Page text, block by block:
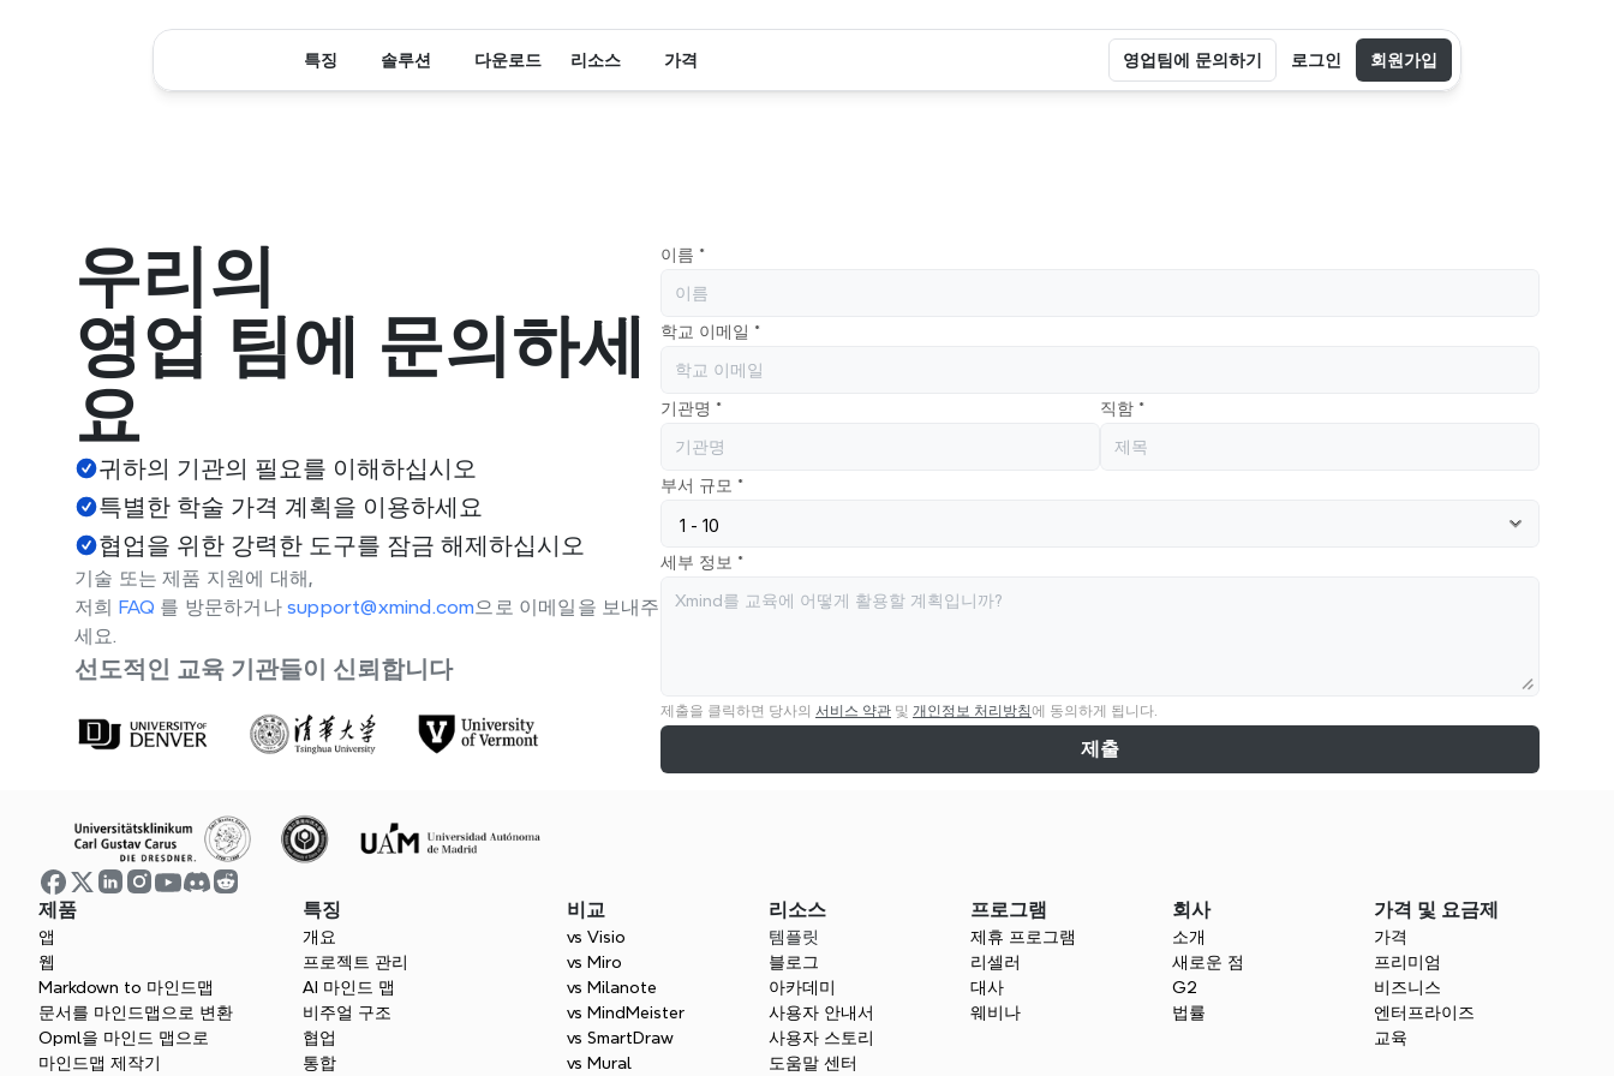
우리의
영업 팀에 문의하세
요
귀하의 기관의 필요를 이해하십시오
특별한 학술 가격 계획을 이용하세요
협업을 위한 강력한 도구를 잠금 해제하십시오
기술 또는 제품 지원에 대해,
저희 FAQ 를 방문하거나 support@xmind.com으로 이메일을 보내주
세요.
선도적인 교육 기관들이 신뢰합니다
이름 *
학교 이메일 *
기관명 * 직함 *
부서 규모 *
세부 정보 *
제출을 클릭하면 당사의 서비스 약관 및 개인정보 처리방침에 동의하게 됩니다.
제출
제품
앱
웹
Markdown to 마인드맵
문서를 마인드맵으로 변환
Opml을 마인드 맵으로
마인드맵 제작기
특징
개요
프로젝트 관리
AI 마인드 맵
비주얼 구조
협업
통합
비교
vs Visio
vs Miro
vs Milanote
vs MindMeister
vs SmartDraw
vs Mural
리소스
템플릿
블로그
아카데미
사용자 안내서
사용자 스토리
도움말 센터
프로그램
제휴 프로그램
리셀러
대사
웨비나
회사
소개
새로운 점
G2
법률
가격 및 요금제
가격
프리미엄
비즈니스
엔터프라이즈
교육
특징 솔루션 다운로드 리소스 가격 영업팀에 문의하기 로그인 회원가입